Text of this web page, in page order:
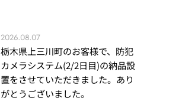
2026.08.07
栃木県上三川町のお客様で、防犯
カメラシステム(2/2日目)の納品設
置をさせていただきました。あり
がとうございました。